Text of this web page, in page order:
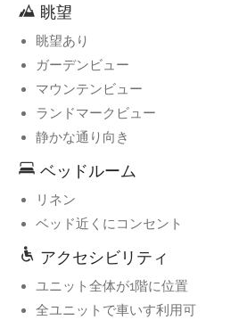
眺望
眺望あり
ガーデンビュー
マウンテンビュー
ランドマークビュー
静かな通り向き
ベッドルーム
リネン
ベッド近くにコンセント
アクセシビリティ
ユニット全体が1階に位置
全ユニットで車いす利用可